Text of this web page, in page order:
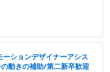
ーションデザイナーアシス
動きの補助/第二新卒歓迎